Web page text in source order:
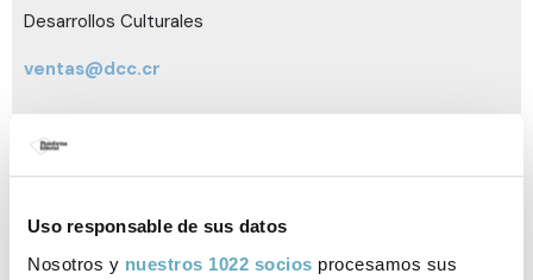
Uso responsable de sus datos
Nosotros y nuestros 1022 socios procesamos sus
Desarrollos Culturales
ventas@dcc.cr
ECUADOR
mcalle@mrbooks.com